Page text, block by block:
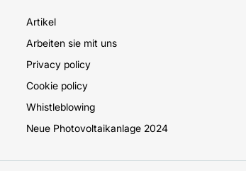
Artikel
Arbeiten sie mit uns
Privacy policy
Cookie policy
Whistleblowing
Neue Photovoltaikanlage 2024